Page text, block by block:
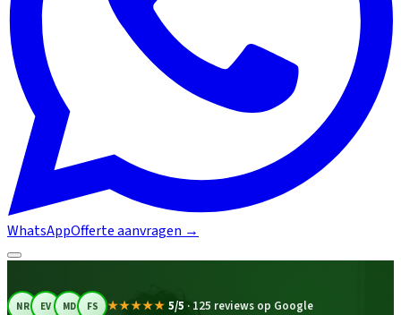
WhatsAppOfferte aanvragen →
NR EV MD FS ★★★★★ 5/5 · 125 reviews op Google